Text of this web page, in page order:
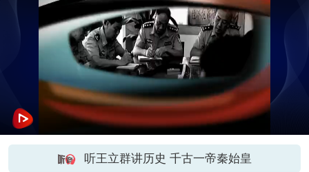
听王立群讲历史 千古一帝秦始皇